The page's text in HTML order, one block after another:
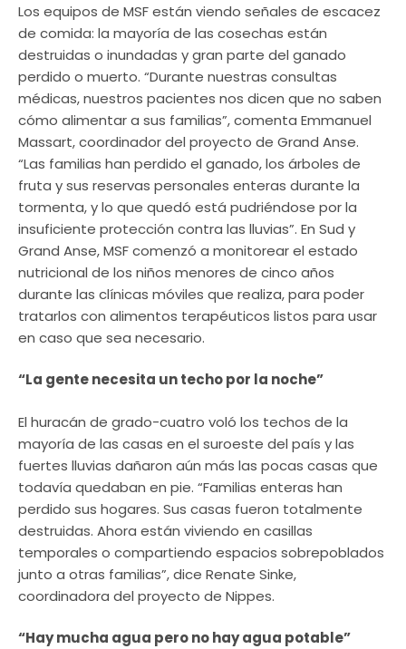
Los equipos de MSF están viendo señales de escacez
de comida: la mayoría de las cosechas están
destruidas o inundadas y gran parte del ganado
perdido o muerto. “Durante nuestras consultas
médicas, nuestros pacientes nos dicen que no saben
cómo alimentar a sus familias”, comenta Emmanuel
Massart, coordinador del proyecto de Grand Anse.
“Las familias han perdido el ganado, los árboles de
fruta y sus reservas personales enteras durante la
tormenta, y lo que quedó está pudriéndose por la
insuficiente protección contra las lluvias”. En Sud y
Grand Anse, MSF comenzó a monitorear el estado
nutricional de los niños menores de cinco años
durante las clínicas móviles que realiza, para poder
tratarlos con alimentos terapéuticos listos para usar
en caso que sea necesario.
“La gente necesita un techo por la noche”
El huracán de grado-cuatro voló los techos de la
mayoría de las casas en el suroeste del país y las
fuertes lluvias dañaron aún más las pocas casas que
todavía quedaban en pie. “Familias enteras han
perdido sus hogares. Sus casas fueron totalmente
destruidas. Ahora están viviendo en casillas
temporales o compartiendo espacios sobrepoblados
junto a otras familias”, dice Renate Sinke,
coordinadora del proyecto de Nippes.
“Hay mucha agua pero no hay agua potable”